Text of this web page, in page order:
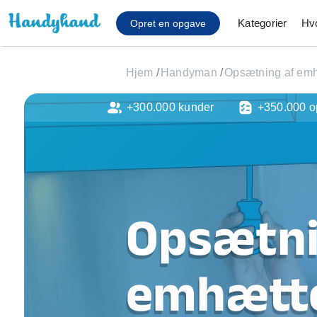
Opret en opgave Kategorier
Affaldsfjernelse
Gulvlaminering
Hårde hvidevare
Hjælp til mobil, pc, tv
Installation af ildsted
Møbelsamling og
Ophængning af
Hjem / Handyman /Opsætning af
+300.000 kunder +350.000